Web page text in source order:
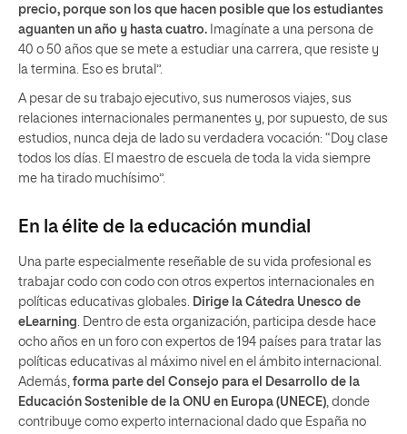
precio, porque son los que hacen posible que los estudiantes
aguanten un año y hasta cuatro. Imagínate a una persona de
40 o 50 años que se mete a estudiar una carrera, que resiste y
la termina. Eso es brutal”.
A pesar de su trabajo ejecutivo, sus numerosos viajes, sus
relaciones internacionales permanentes y, por supuesto, de sus
estudios, nunca deja de lado su verdadera vocación: “Doy clase
todos los días. El maestro de escuela de toda la vida siempre
me ha tirado muchísimo”.
En la élite de la educación mundial
Una parte especialmente reseñable de su vida profesional es
trabajar codo con codo con otros expertos internacionales en
políticas educativas globales. Dirige la Cátedra Unesco de
eLearning. Dentro de esta organización, participa desde hace
ocho años en un foro con expertos de 194 países para tratar las
políticas educativas al máximo nivel en el ámbito internacional.
Además, forma parte del Consejo para el Desarrollo de la
Educación Sostenible de la ONU en Europa (UNECE), donde
contribuye como experto internacional dado que España no